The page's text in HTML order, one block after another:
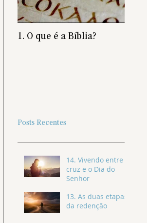
1. O que é a Bíblia?
Posts Recentes
14. Vivendo entre a
cruz e o Dia do
Senhor
13. As duas etapas
da redenção